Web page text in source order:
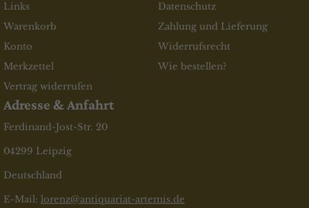
Links
Warenkorb
Konto
Merkzettel
Vertrag widerrufen
Datenschutz
Zahlung und Lieferung
Widerrufsrecht
Wie bestellen?
Adresse & Anfahrt
Ferdinand-Jost-Str. 20
04299 Leipzig
Deutschland
E-Mail: lorenz@antiquariat-artemis.de